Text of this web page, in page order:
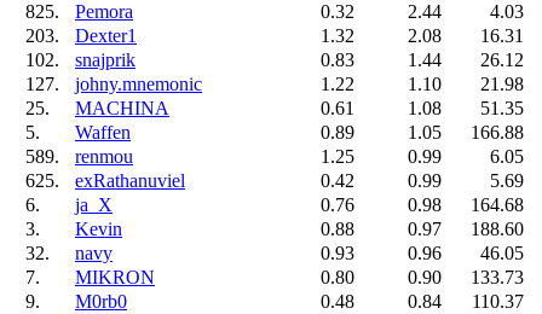
825.
Pemora 0.32 2.44
4.03
203.
Dexter1 1.32 2.08
16.31
102.
snajprik 0.83 1.44
26.12
127.
johny.mnemonic 1.22 1.10
21.98
25.
MACHINA 0.61 1.08
51.35
5.
Waffen 0.89 1.05
166.88
589.
renmou 1.25 0.99
6.05
625.
exRathanuviel 0.42 0.99
5.69
6.
ja_X 0.76 0.98
164.68
3.
Kevin 0.88 0.97
188.60
32.
navy 0.93 0.96
46.05
7.
MIKRON 0.80 0.90
133.73
9.
M0rb0 0.48 0.84
110.37